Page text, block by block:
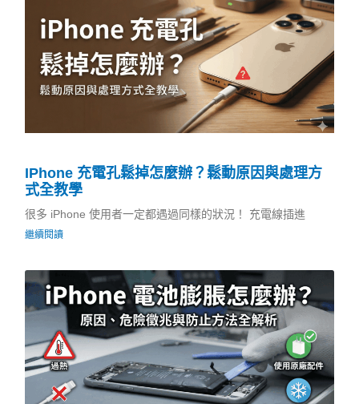
IPhone 充電孔鬆掉怎麼辦？鬆動原因與處理方
式全教學
很多 iPhone 使用者一定都遇過同樣的狀況！ 充電線插進
繼續閱讀